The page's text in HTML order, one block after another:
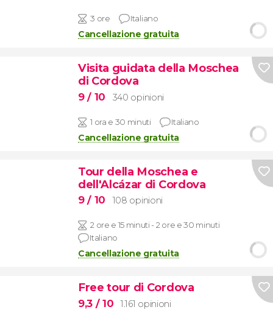
3 ore Italiano
Cancellazione gratuita
Visita guidata della Moschea
di Cordova
9/ 10 340 opinioni
1 ora e 30 minuti Italiano
Cancellazione gratuita
Tour della Moschea e
dell'Alcázar di Cordova
9/ 10 108 opinioni
2 ore e 15 minuti - 2 ore e 30 minuti
Italiano
Cancellazione gratuita
Free tour di Cordova
9,3 / 10 1.161 opinioni